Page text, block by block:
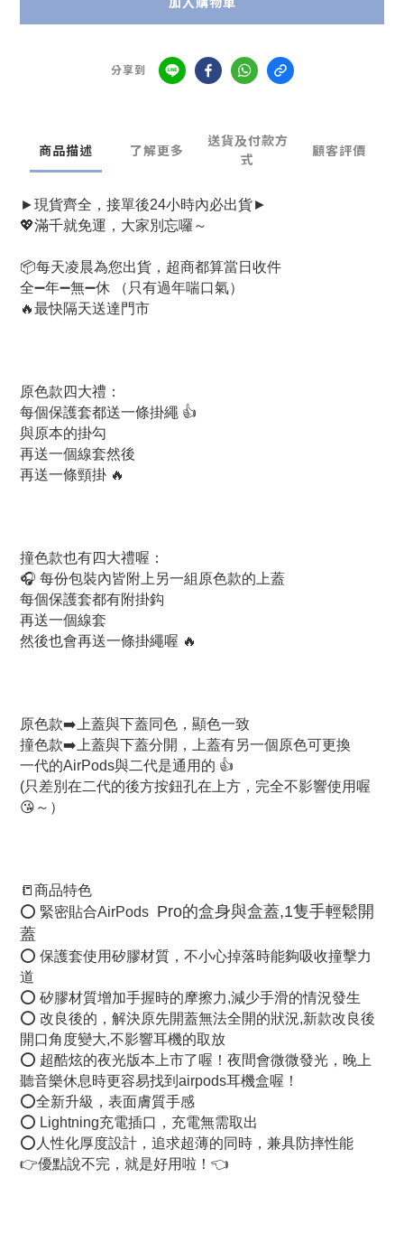
分享到
商品描述 了解更多
送貨及付款方
式
顧客評價
►現貨齊全，接單後24小時內必出貨►
💖滿千就免運，大家別忘囉～
📦每天凌晨為您出貨，超商都算當日收件
全➖年➖無➖休 （只有過年喘口氣）
🔥最快隔天送達門市
原色款四大禮：
每個保護套都送一條掛繩 👍
與原本的掛勾
再送一個線套然後
再送一條頸掛 🔥
撞色款也有四大禮喔：
🎧 每份包裝內皆附上另一組原色款的上蓋
每個保護套都有附掛鈎
再送一個線套
然後也會再送一條掛繩喔 🔥
原色款➡️上蓋與下蓋同色，顯色一致
撞色款➡️上蓋與下蓋分開，上蓋有另一個原色可更換
一代的AirPods與二代是通用的 👍
(只差別在二代的後方按鈕孔在上方，完全不影響使用喔
😘～）
📒商品特色
⭕️ 緊密貼合AirPods Pro的盒身與盒蓋,1隻手輕鬆開
蓋
⭕️ 保護套使用矽膠材質，不小心掉落時能夠吸收撞擊力
道
⭕️ 矽膠材質增加手握時的摩擦力,減少手滑的情況發生
⭕️ 改良後的，解決原先開蓋無法全開的狀況,新款改良後
開口角度變大,不影響耳機的取放
⭕️ 超酷炫的夜光版本上市了喔！夜間會微微發光，晚上
聽音樂休息時更容易找到airpods耳機盒喔！
⭕️全新升級，表面膚質手感
⭕️ Lightning充電插口，充電無需取出
⭕️人性化厚度設計，追求超薄的同時，兼具防摔性能
👉優點說不完，就是好用啦！👈